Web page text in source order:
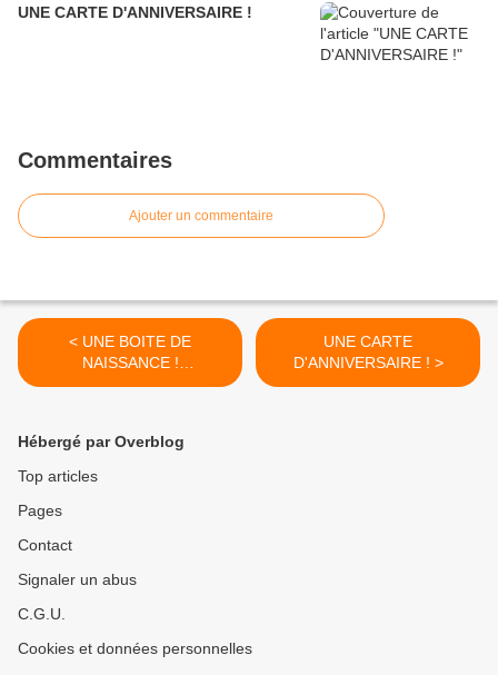
UNE CARTE D'ANNIVERSAIRE !
Commentaires
Ajouter un commentaire
< UNE BOITE DE
NAISSANCE !
http://t.co/0ZQB7zKxik
UNE CARTE
D'ANNIVERSAIRE ! >
Hébergé par Overblog
Top articles
Pages
Contact
Signaler un abus
C.G.U.
Cookies et données personnelles